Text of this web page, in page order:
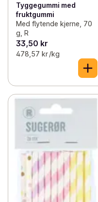
Tyggegummi med
fruktgummi
Med flytende kjerne, 70
g, R
33,50 kr
478,57 kr /kg